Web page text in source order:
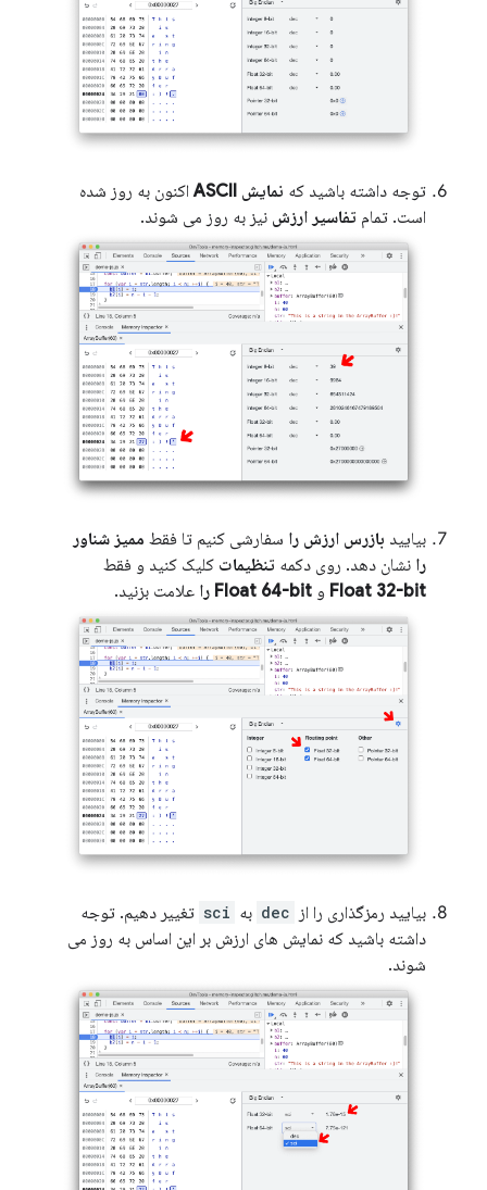
توجه داشته باشید که نمایش ASCII
اکنون به روز شده
است. تمام تفاسیر ارزش نیز به روز می شوند.
بیایید بازرس ارزش را سفارشی کنیم تا فقط ممیز شناور
را نشان دهد. روی دکمه تنظیمات کلیک کنید و فقط
Float 32-bit و Float 64-bit را علامت بزنید.
بیایید رمزگذاری را از dec به sci تغییر دهیم. توجه
داشته باشید که نمایش های ارزش بر این اساس به روز می
شوند.